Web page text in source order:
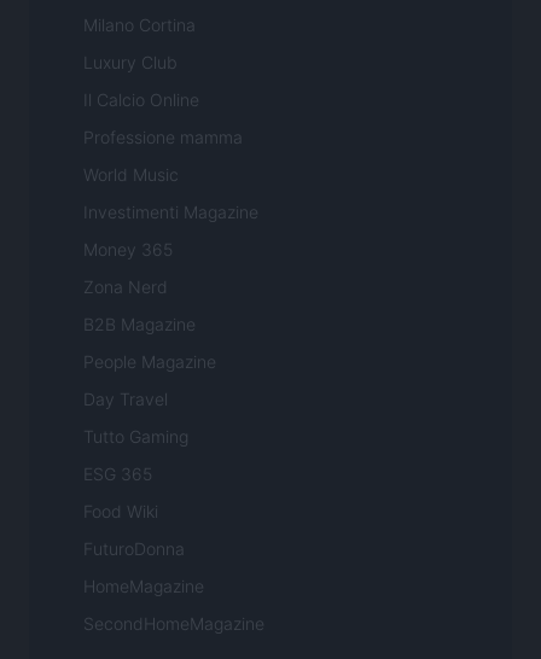
Milano Cortina
Luxury Club
Il Calcio Online
Professione mamma
World Music
Investimenti Magazine
Money 365
Zona Nerd
B2B Magazine
People Magazine
Day Travel
Tutto Gaming
ESG 365
Food Wiki
FuturoDonna
HomeMagazine
SecondHomeMagazine